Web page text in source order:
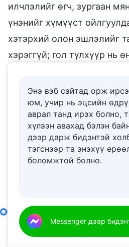
илчлэлийг өгч, зургаан
үнэнийг хүмүүст
хэтэрхий олон эшлэлийг
хэрэггүй; гол түлхүүр нь
эвдэхийн тулд ирсэн биш,
ажил хийхээр ирсэн
Есүс эцсийн өдрүүдэд
л чи мэддэг, гэхдээ Тэр
вэ? Дөнгөж аврагдсан
араас явж чадах уу? Одоо
хэвээрээ байгаа чиний
Энэ вэб сайтад орж
юм, учир нь эцсийн
аврал танд ирэх болно,
хүлээн авахад бэлэн
дээр дарж бидэнтэй
тэгснээр та энэхүү
боломжтой болно.
Messenger дээр